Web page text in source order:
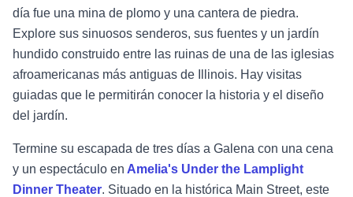
día fue una mina de plomo y una cantera de piedra.
Explore sus sinuosos senderos, sus fuentes y un jardín
hundido construido entre las ruinas de una de las iglesias
afroamericanas más antiguas de Illinois. Hay visitas
guiadas que le permitirán conocer la historia y el diseño
del jardín.
Termine su escapada de tres días a Galena con una cena
y un espectáculo en Amelia's Under the Lamplight
Dinner Theater. Situado en la histórica Main Street, este